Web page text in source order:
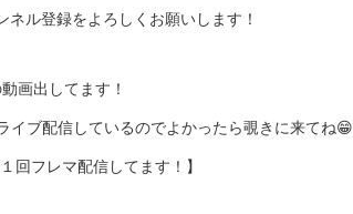
ル登録をよろしくお願いします！
画出してます！
イブ配信しているのでよかったら覗きに来てね😁
回フレマ配信してます！】